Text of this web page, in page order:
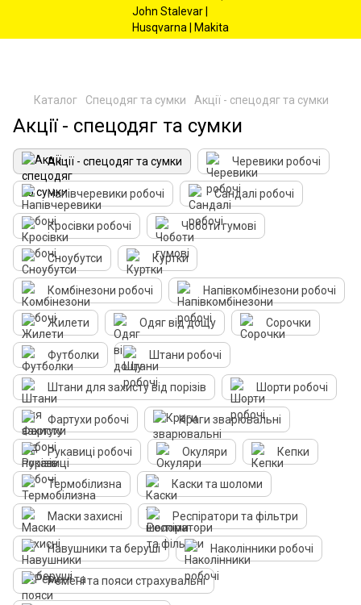
Каталог Спецодяг та сумки Акції - спецодяг та сумки
Акції - спецодяг та сумки
Акції - спецодяг та сумки Черевики робочі
Напівчеревики робочі Сандалі робочі
Кросівки робочі Чоботи гумові
Сноубутси Куртки
Комбінезони робочі Напівкомбінезони робочі
Жилети Одяг від дощу Сорочки
Футболки Штани робочі
Штани для захисту від порізів Шорти робочі
Фартухи робочі Краги зварювальні
Рукавиці робочі Окуляри Кепки
Термобілизна Каски та шоломи
Маски захисні Респіратори та фільтри
Навушники та беруші Наколінники робочі
Ремені та пояси страхувальні